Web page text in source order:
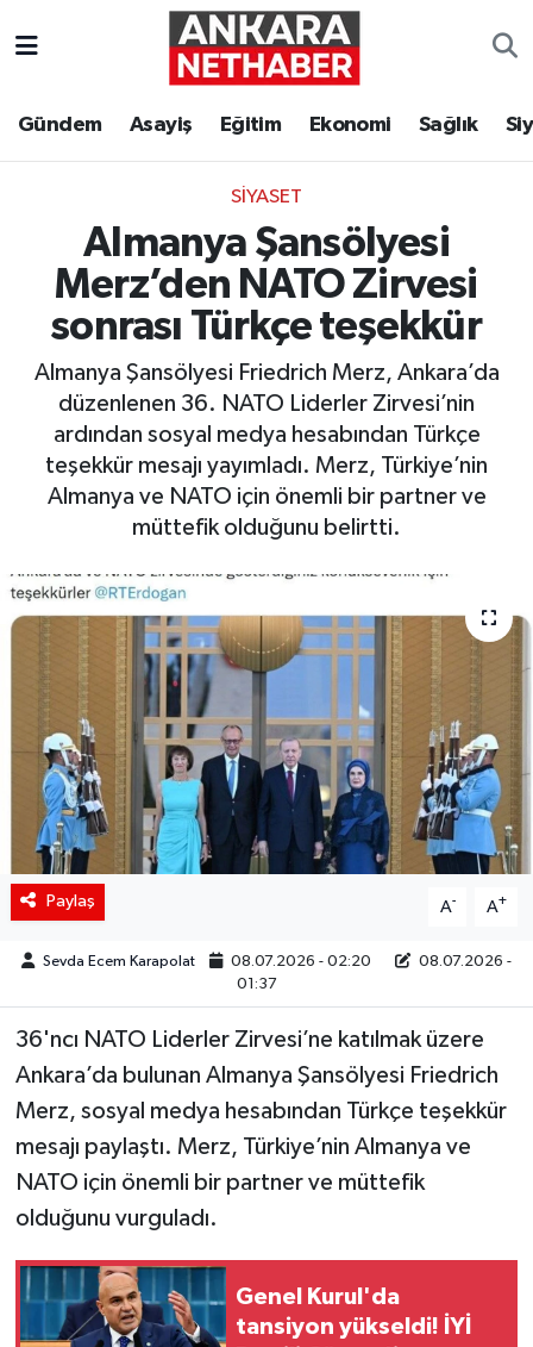
Gündem Asayiş Eğitim Ekonomi Sağlık
SIYASET
Almanya Şansölyesi
Merz’den NATO Zirvesi
sonrası Türkçe teşekkür
Almanya Şansölyesi Friedrich Merz, Ankara’da
düzenlenen 36. NATO Liderler Zirvesi’nin
ardından sosyal medya hesabından Türkçe
teşekkür mesajı yayımladı. Merz, Türkiye’nin
Almanya ve NATO için önemli bir partner ve
müttefik olduğunu belirtti.
Paylaş A- A+
Sevda Ecem Karapolat 08.07.2026 - 02:20
08.07.2026 -
01:37
36'ncı NATO Liderler Zirvesi’ne katılmak üzere
Ankara’da bulunan Almanya Şansölyesi Friedrich
Merz, sosyal medya hesabından Türkçe teşekkür
mesajı paylaştı. Merz, Türkiye’nin Almanya ve
NATO için önemli bir partner ve müttefik
olduğunu vurguladı.
Genel Kurul'da
tansiyon yükseldi! İYİ
Ekonomi
Gündem
Kim Kimdir Nereli
Resmi İlanlar
Sağlık
Siyaset
Spor
Teknoloji
Yaşam
Ankara Hava Durumu
Tüm Manşetler
Son Dakika Haberleri
Haber Arşivi